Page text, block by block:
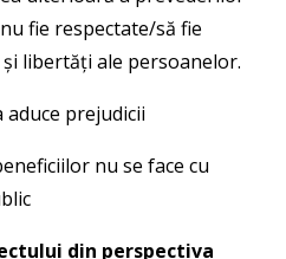
fie respectate/să fie
libertăți ale persoanelor.
aduce prejudicii
nu se face cu
din perspectiva